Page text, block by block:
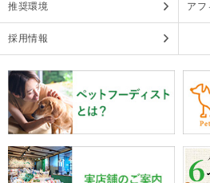
推奨環境 アフ
採用情報